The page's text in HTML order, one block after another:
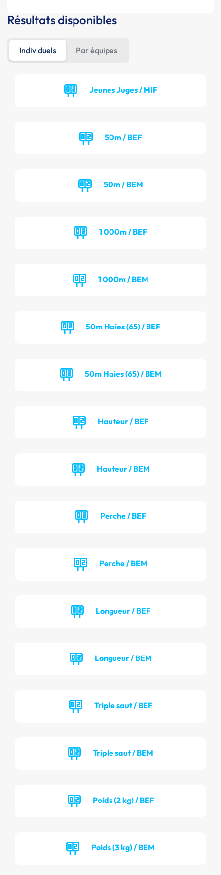
Résultats disponibles
Individuels Par équipes
Jeunes Juges / MIF
50m / BEF
50m / BEM
1 000m / BEF
1 000m / BEM
50m Haies (65) / BEF
50m Haies (65) / BEM
Hauteur / BEF
Hauteur / BEM
Perche / BEF
Perche / BEM
Longueur / BEF
Longueur / BEM
Triple saut / BEF
Triple saut / BEM
Poids (2 kg) / BEF
Poids (3 kg) / BEM